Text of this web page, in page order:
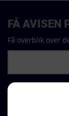
FÅ AVISEN
Få overblik over